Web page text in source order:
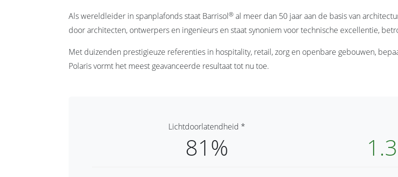
Als wereldleider in spanplafonds staat Barrisol® al meer dan 50 jaar aan de basis van
door architecten, ontwerpers en ingenieurs en staat synoniem voor technische excellentie,
Met duizenden prestigieuze referenties in hospitality, retail, zorg en openbare gebouwen,
Polaris vormt het meest geavanceerde resultaat tot nu toe.
Lichtdoorlatendheid *
81%